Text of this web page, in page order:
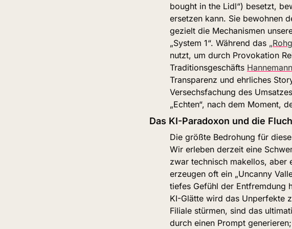
bought in the Lidl“) besetzt,
ersetzen kann. Sie bewohnen
gezielt die Mechanismen
„System 1“. Während das
nutzt, um durch Provokation
Traditionsgeschäfts
Transparenz und ehrliches
Versechsfachung des
„Echten“, nach dem Moment,
Das KI-Paradoxon und die
Die größte Bedrohung für
Wir erleben derzeit eine
zwar technisch makellos,
erzeugen oft ein „Uncanny
tiefes Gefühl der Entfremdung
KI-Glätte wird das Unperfekte
Filiale stürmen, sind das
durch einen Prompt